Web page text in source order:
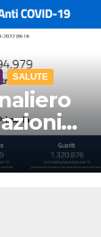
SALUTE